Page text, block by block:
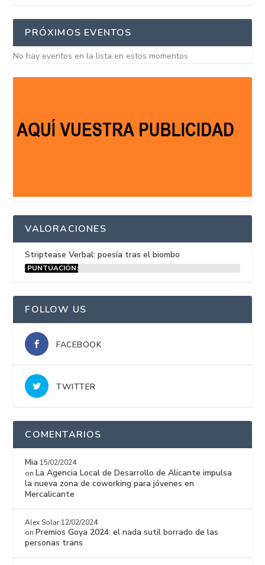
PRÓXIMOS EVENTOS
No hay eventos en la lista en estos momentos
VALORACIONES
Striptease Verbal: poesía tras el biombo
PUNTUACIÓN:
FOLLOW US
FACEBOOK
TWITTER
COMENTARIOS
Mia 15/02/2024
on La Agencia Local de Desarrollo de Alicante impulsa
la nueva zona de coworking para jóvenes en
Mercalicante
Alex Solar 12/02/2024
on Premios Goya 2024: el nada sutil borrado de las
personas trans